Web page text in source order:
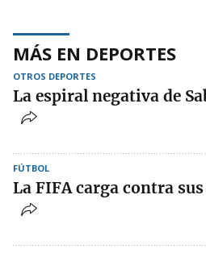
MÁS EN DEPORTES
OTROS DEPORTES
La espiral negativa de
FÚTBOL
La FIFA carga contra